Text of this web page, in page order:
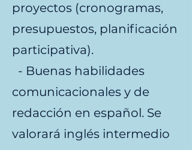
proyectos (cronogramas,
presupuestos, planificación
participativa).
- Buenas habilidades
comunicacionales y de
redacción en español. Se
valorará inglés intermedio